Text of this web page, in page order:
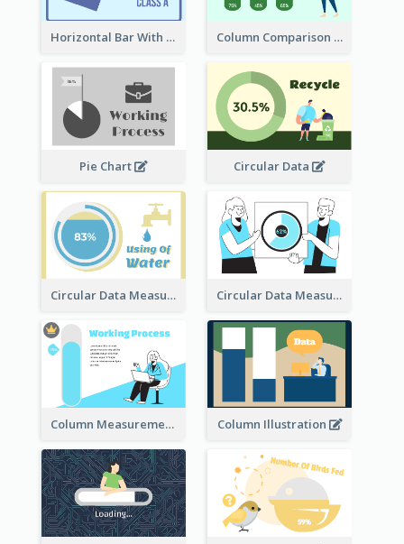
Horizontal Bar With Button Column Comparison Record
Pie Chart Circular Data
Circular Data Measurement Circular Data Measurement
Column Measurement clipart Column Illustration